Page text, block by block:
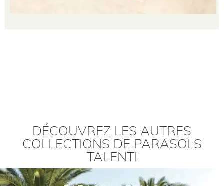
DÉCOUVREZ LES AUTRES
COLLECTIONS DE PARASOLS
TALENTI